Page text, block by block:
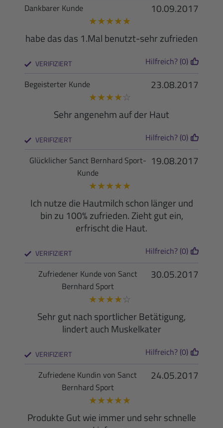
10.09.2017
Dankbarer Kunde
★★★★★
habe das das 1.Mal benutzt-sehr zufrieden
VERIFIZIERT Hilfreich? (0)
23.08.2017
Begeisterter Kunde
★★★★ ☆
Sehr angenehm auf der Haut
VERIFIZIERT Hilfreich? (0)
19.08.2017
Glücklicher Sanct Bernhard Sport-
Kunde
★★★★★
Ich nutze die Hautmilch schon länger und
bin zu 100% zufrieden. Zieht gut ein,
erfrischt die Haut.
VERIFIZIERT Hilfreich? (0)
30.05.2017
Zufriedener Kunde von Sanct
Bernhard Sport
★★★★ ☆
Sehr gut nach sportlicher Betätigung,
lindert auch Muskelkater
VERIFIZIERT Hilfreich? (0)
24.05.2017
Zufriedene Kundin von Sanct
Bernhard Sport
★★★★★
Produkte Gut wie immer und sehr schnelle